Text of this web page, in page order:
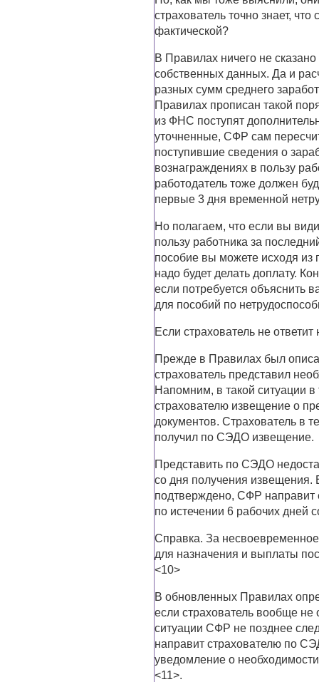
страхователь точно знает,
фактической?
В Правилах ничего не
собственных данных. Да и
разных сумм среднего
Правилах прописан такой
из ФНС поступят
уточненные, СФР сам
поступившие сведения о
вознаграждениях в пользу
работодатель тоже должен
первые 3 дня временной
Но полагаем, что если вы
пользу работника за
пособие вы можете исходя из
надо будет делать доплату.
если потребуется объяснить
для пособий по
Если страхователь не
Прежде в Правилах был
страхователь представил
Напомним, в такой ситуации
страхователю извещение о
документов. Страхователь в
получил по СЭДО извещение.
Представить по СЭДО
со дня получения
подтверждено, СФР направит
по истечении 6 рабочих дней
Справка. За
для назначения и выплаты
<10>
В обновленных Правилах
если страхователь вообще не
ситуации СФР не позднее
направит страхователю по
уведомление о
<11>.